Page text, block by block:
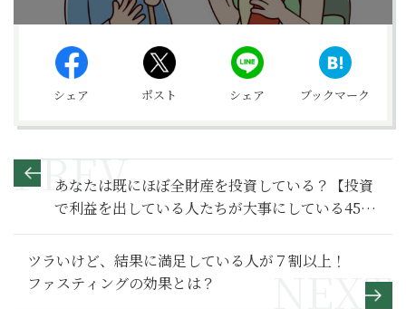
シェア ポスト シェア ブックマーク
あなたは既にほぼ全財産を投資している？【投資
で利益を出している人たちが大事にしている45の
教え 】1
ツラいけど、結果に満足している人が７割以上！
ファスティングの効果とは？